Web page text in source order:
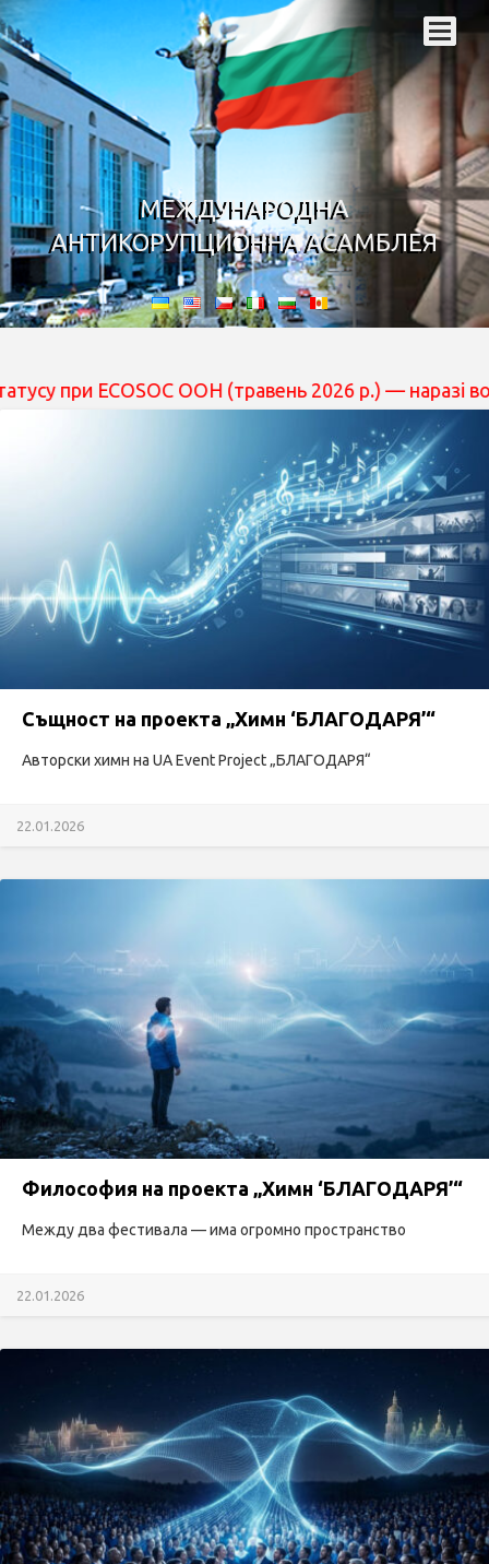
МЕЖДУНАРОДНА
АНТИКОРУПЦИОННА АСАМБЛЕЯ
при ECOSOC ООН (травень 2026 р.) — наразі
Същност на проекта „Химн ‘БЛАГОДАРЯ’“
Авторски химн на UA Event Project „БЛАГОДАРЯ“
22.01.2026
Философия на проекта „Химн ‘БЛАГОДАРЯ’“
Между два фестивала — има огромно пространство
22.01.2026